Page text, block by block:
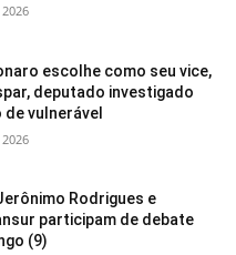
escolhe como seu vice,
deputado investigado
vulnerável
Rodrigues e
participam de debate
(9)